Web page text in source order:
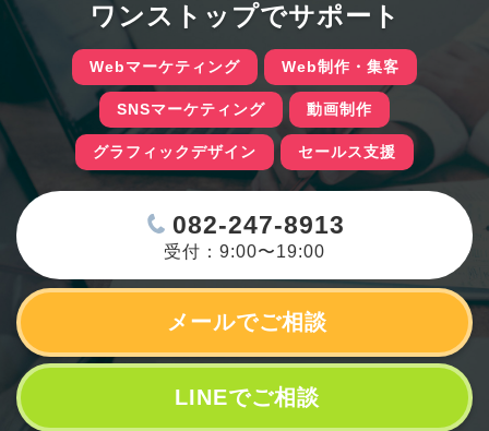
ワンストップでサポート
Webマーケティング Web制作・集客
SNSマーケティング 動画制作
グラフィックデザイン セールス支援
082-247-8913
受付：9:00〜19:00
メールでご相談
LINEでご相談